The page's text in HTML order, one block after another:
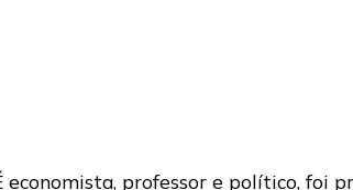
economista, professor e político, foi